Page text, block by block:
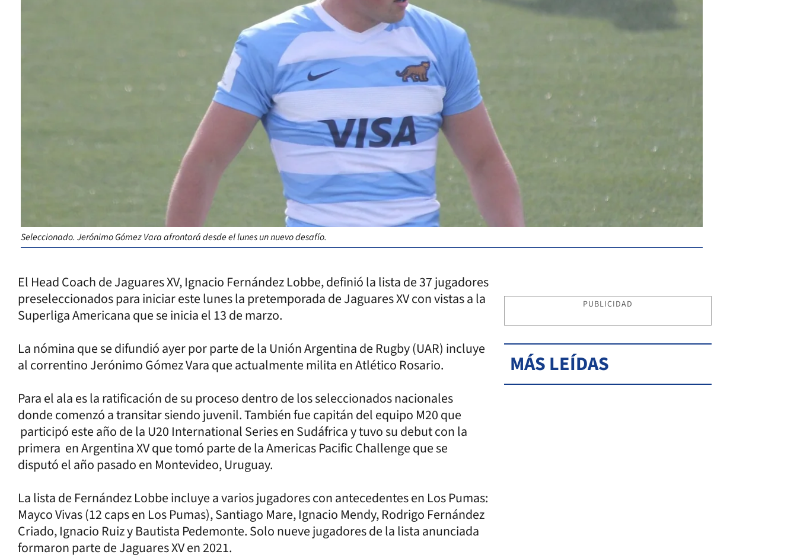
Seleccionado. Jerónimo Gómez Vara afrontará desde el lunes un nuevo desafío.
El Head Coach de Jaguares XV, Ignacio Fernández Lobbe, definió la lista de 37 jugadores
preseleccionados para iniciar este lunes la pretemporada de Jaguares XV con vistas a la
Superliga Americana que se inicia el 13 de marzo.
La nómina que se difundió ayer por parte de la Unión Argentina de Rugby (UAR) incluye
al correntino Jerónimo Gómez Vara que actualmente milita en Atlético Rosario.
Para el ala es la ratificación de su proceso dentro de los seleccionados nacionales
donde comenzó a transitar siendo juvenil. También fue capitán del equipo M20 que
participó este año de la U20 International Series en Sudáfrica y tuvo su debut con la
primera en Argentina XV que tomó parte de la Americas Pacific Challenge que se
disputó el año pasado en Montevideo, Uruguay.
La lista de Fernández Lobbe incluye a varios jugadores con antecedentes en Los Pumas:
Mayco Vivas (12 caps en Los Pumas), Santiago Mare, Ignacio Mendy, Rodrigo Fernández
Criado, Ignacio Ruiz y Bautista Pedemonte. Solo nueve jugadores de la lista anunciada
formaron parte de Jaguares XV en 2021.
PUBLICIDAD
MÁS LEÍDAS